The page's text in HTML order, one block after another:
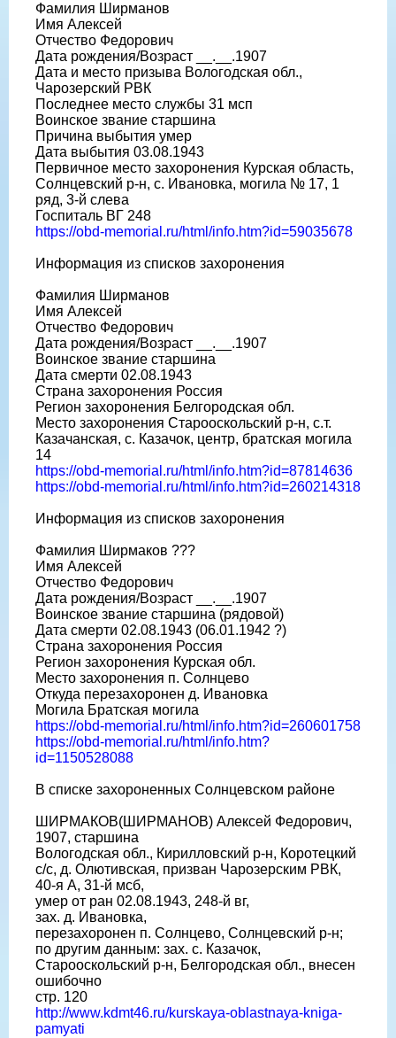
Фамилия Ширманов
Имя Алексей
Отчество Федорович
Дата рождения/Возраст __.__.1907
Дата и место призыва Вологодская обл.,
Чарозерский РВК
Последнее место службы 31 мсп
Воинское звание старшина
Причина выбытия умер
Дата выбытия 03.08.1943
Первичное место захоронения Курская область,
Солнцевский р-н, с. Ивановка, могила № 17, 1
ряд, 3-й слева
Госпиталь ВГ 248
https://obd-memorial.ru/html/info.htm?id=59035678
Информация из списков захоронения
Фамилия Ширманов
Имя Алексей
Отчество Федорович
Дата рождения/Возраст __.__.1907
Воинское звание старшина
Дата смерти 02.08.1943
Страна захоронения Россия
Регион захоронения Белгородская обл.
Место захоронения Старооскольский р-н, с.т.
Казачанская, с. Казачок, центр, братская могила
14
https://obd-memorial.ru/html/info.htm?id=87814636
https://obd-memorial.ru/html/info.htm?id=260214318
Информация из списков захоронения
Фамилия Ширмаков ???
Имя Алексей
Отчество Федорович
Дата рождения/Возраст __.__.1907
Воинское звание старшина (рядовой)
Дата смерти 02.08.1943 (06.01.1942 ?)
Страна захоронения Россия
Регион захоронения Курская обл.
Место захоронения п. Солнцево
Откуда перезахоронен д. Ивановка
Могила Братская могила
https://obd-memorial.ru/html/info.htm?id=260601758
https://obd-memorial.ru/html/info.htm?
id=1150528088
В списке захороненных Солнцевском районе
ШИРМАКОВ(ШИРМАНОВ) Алексей Федорович,
1907, старшина
Вологодская обл., Кирилловский р-н, Коротецкий
с/с, д. Олютивская, призван Чарозерским РВК,
40-я А, 31-й мсб,
умер от ран 02.08.1943, 248-й вг,
зах. д. Ивановка,
перезахоронен п. Солнцево, Солнцевский р-н;
по другим данным: зах. с. Казачок,
Старооскольский р-н, Белгородская обл., внесен
ошибочно
стр. 120
http://www.kdmt46.ru/kurskaya-oblastnaya-kniga-
pamyati